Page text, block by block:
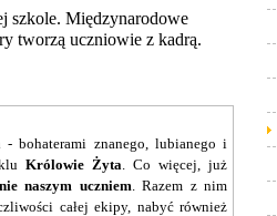
szkole. Międzynarodowe
tworzą uczniowie z kadrą.
- bohaterami znanego, lubianego i
Królowie Żyta. Co więcej, już
naszym uczniem. Razem z nim
całej ekipy, nabyć również